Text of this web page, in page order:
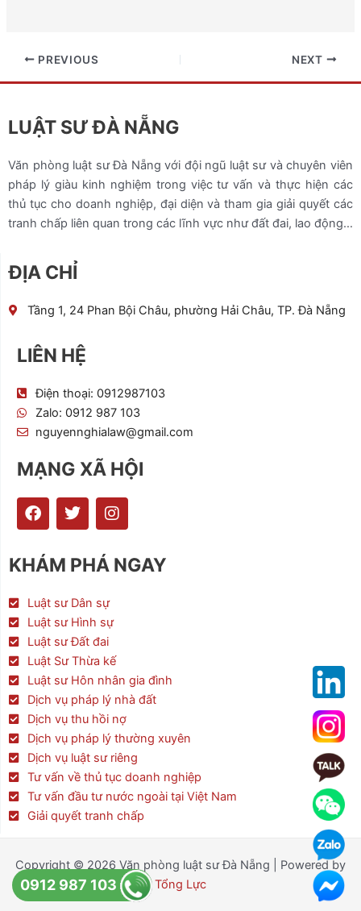
PREVIOUS NEXT
LUẬT SƯ ĐÀ NẴNG
Văn phòng luật sư Đà Nẵng với đội ngũ luật sư và chuyên viên
pháp lý giàu kinh nghiệm trong việc tư vấn và thực hiện các
thủ tục cho doanh nghiệp, đại diện và tham gia giải quyết các
tranh chấp liên quan trong các lĩnh vực như đất đai, lao động…
ĐỊA CHỈ
Tầng 1, 24 Phan Bội Châu, phường Hải Châu, TP. Đà Nẵng
LIÊN HỆ
Điện thoại: 0912987103
Zalo: 0912 987 103
nguyennghialaw@gmail.com
MẠNG XÃ HỘI
F
a
e
b
o
k
T
w
t
t
r
I
n
t
a
a
KHÁM PHÁ NGAY
Luật sư Dân sự
Luật sư Hình sự
Luật sư Đất đai
Luật Sư Thừa kế
Luật sư Hôn nhân gia đình
Dịch vụ pháp lý nhà đất
Dịch vụ thu hồi nợ
Dịch vụ pháp lý thường xuyên
Dịch vụ luật sư riêng
Tư vấn về thủ tục doanh nghiệp
Tư vấn đầu tư nước ngoài tại Việt Nam
Giải quyết tranh chấp
Copyright © 2026 Văn phòng luật sư Đà Nẵng | Powered by
Tổng Lực
0912 987 103